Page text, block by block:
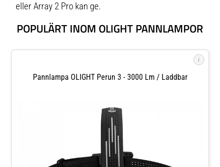
eller Array 2 Pro kan ge.
POPULÄRT INOM OLIGHT PANNLAMPOR
i
Pannlampa OLIGHT Perun 3 - 3000 Lm / Laddbar